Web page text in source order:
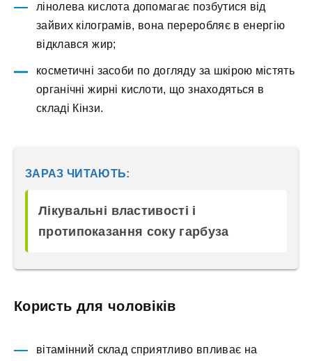
лінолева кислота допомагає позбутися від
зайвих кілограмів, вона переробляє в енергію
відклався жир;
косметичні засоби по догляду за шкірою містять
органічні жирні кислоти, що знаходяться в
складі Кінзи.
ЗАРАЗ ЧИТАЮТЬ:
Лікувальні властивості і
протипоказання соку гарбуза
Користь для чоловіків
вітамінний склад сприятливо впливає на